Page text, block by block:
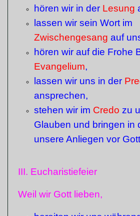
hören wir in der Lesung
lassen wir sein Wort im
Zwischengesang auf
hören wir auf die Frohe
Evangelium,
lassen wir uns in der
ansprechen,
stehen wir im Credo zu
Glauben und bringen in
unsere Anliegen vor
III. Eucharistiefeier
Weil wir Gott lieben,